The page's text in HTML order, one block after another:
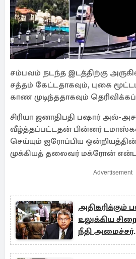
சம்பவம் நடந்த இடத்திற்கு
சத்தம் கேட்டதாகவும், புகை
காண முடிந்ததாகவும்
சிரியா ஜனாதிபதி பஷார் அல்-
வீழ்த்தப்பட்டதன் பின்னர்
செய்யும் ஐரோப்பிய ஒன்றியத்தின்
முக்கியத் தலைவர் மக்ரோன்
Advertisement
அதிகரிக்கும்
உலுக்கிய
நீதி அமைச்சர்